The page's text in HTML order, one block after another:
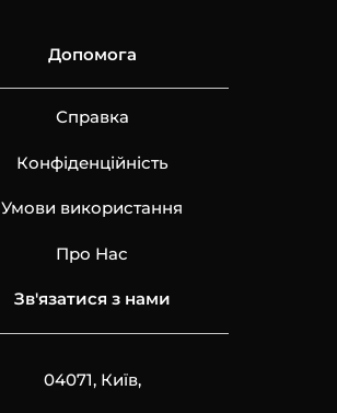
Допомога
Справка
Конфіденційність
Умови використання
Про Нас
Зв'язатися з нами
04071, Київ,